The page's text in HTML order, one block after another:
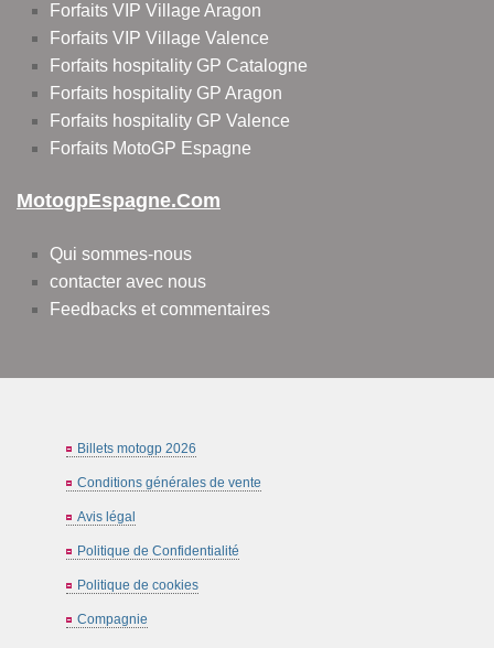
Forfaits VIP Village Aragon
Forfaits VIP Village Valence
Forfaits hospitality GP Catalogne
Forfaits hospitality GP Aragon
Forfaits hospitality GP Valence
Forfaits MotoGP Espagne
MotogpEspagne.com
Qui sommes-nous
contacter avec nous
Feedbacks et commentaires
Billets motogp 2026
Conditions générales de vente
Avis légal
Politique de Confidentialité
Politique de cookies
Compagnie